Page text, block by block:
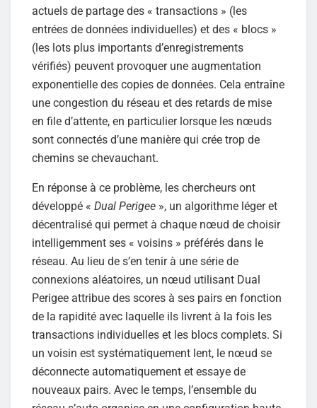
actuels de partage des « transactions » (les
entrées de données individuelles) et des « blocs »
(les lots plus importants d’enregistrements
vérifiés) peuvent provoquer une augmentation
exponentielle des copies de données. Cela entraîne
une congestion du réseau et des retards de mise
en file d’attente, en particulier lorsque les nœuds
sont connectés d’une manière qui crée trop de
chemins se chevauchant.
En réponse à ce problème, les chercheurs ont
développé « Dual Perigee », un algorithme léger et
décentralisé qui permet à chaque nœud de choisir
intelligemment ses « voisins » préférés dans le
réseau. Au lieu de s’en tenir à une série de
connexions aléatoires, un nœud utilisant Dual
Perigee attribue des scores à ses pairs en fonction
de la rapidité avec laquelle ils livrent à la fois les
transactions individuelles et les blocs complets. Si
un voisin est systématiquement lent, le nœud se
déconnecte automatiquement et essaye de
nouveaux pairs. Avec le temps, l’ensemble du